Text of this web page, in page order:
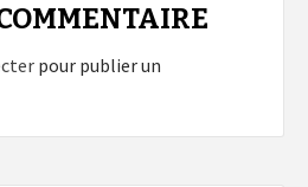
pour publier un